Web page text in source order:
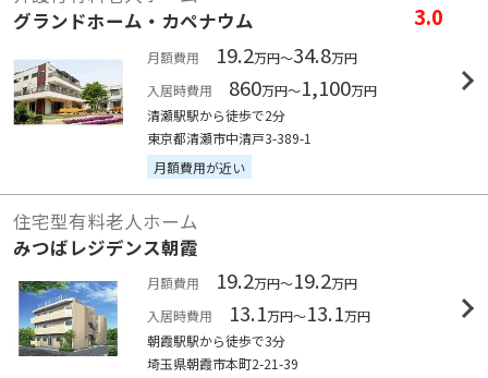
グランドホーム・カペナウム
3.0
月額費用 19.2万円～34.8万円
入居時費用
860万円～1,100万円
清瀬駅駅から徒歩で2分
東京都清瀬市中清戸3-389-1
月額費用が近い
住宅型有料老人ホーム
みつばレジデンス朝霞
月額費用 19.2万円～19.2万円
入居時費用
13.1万円～13.1万円
朝霞駅駅から徒歩で3分
埼玉県朝霞市本町2-21-39